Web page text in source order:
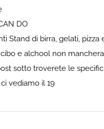
DO
Stand di birra, gelati, pizza
e alchool non
sotto troverete le
vediamo il 19